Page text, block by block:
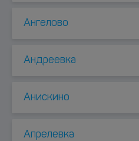
Ангелово
Андреевка
Анискино
Апрелевка